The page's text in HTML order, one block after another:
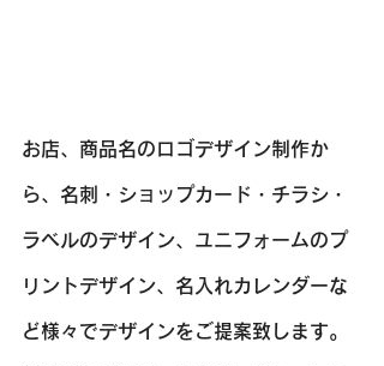
お店、商品名のロゴデザイン制作か
ら、名刺・ショップカード・チラシ・
ラベルのデザイン、ユニフォームのプ
リントデザイン、名入れカレンダーな
ど様々でデザインをご提案致します。